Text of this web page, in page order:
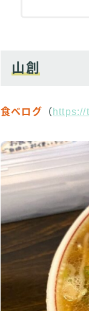
山創
食べログ （